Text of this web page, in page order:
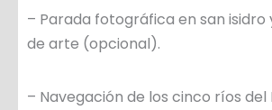
– Parada fotográfica en san isidro
de arte (opcional).
– Navegación de los cinco ríos del